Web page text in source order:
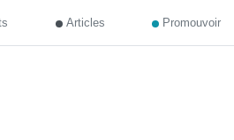
Articles Promouvoir